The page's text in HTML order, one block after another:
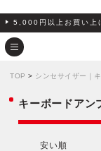
5,000円以上お買い上
TOP > シンセサイザー｜
キーボードアン
安い順